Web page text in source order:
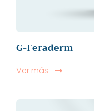
G-Feraderm
Ver más